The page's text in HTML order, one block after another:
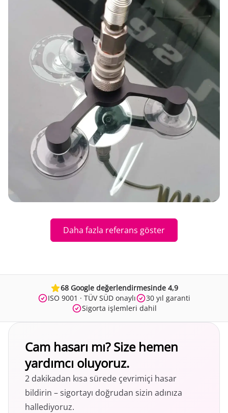
Daha fazla referans göster
68 Google değerlendirmesinde 4,9
ISO 9001 · TÜV SÜD onaylı
30 yıl garanti
Sigorta işlemleri dahil
Cam hasarı mı? Size hemen
yardımcı oluyoruz.
2 dakikadan kısa sürede çevrimiçi hasar
bildirin – sigortayı doğrudan sizin adınıza
hallediyoruz.